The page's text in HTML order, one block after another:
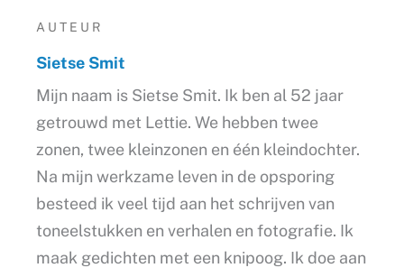
AUTEUR
Sietse Smit
Mijn naam is Sietse Smit. Ik ben al 52 jaar
getrouwd met Lettie. We hebben twee
zonen, twee kleinzonen en één kleindochter.
Na mijn werkzame leven in de opsporing
besteed ik veel tijd aan het schrijven van
toneelstukken en verhalen en fotografie. Ik
maak gedichten met een knipoog. Ik doe aan